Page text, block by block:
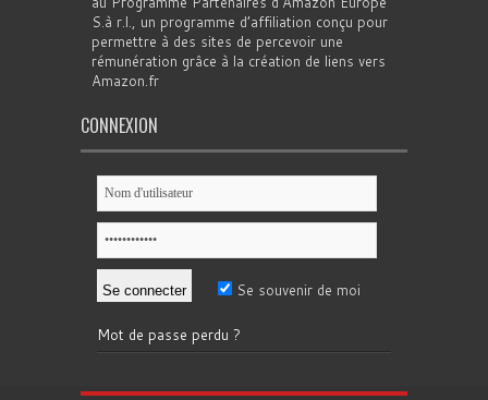
S.à r.l., un programme d’affiliation conçu pour
permettre à des sites de percevoir une
rémunération grâce à la création de liens vers
Amazon.fr
CONNEXION
Se souvenir de moi
Mot de passe perdu ?